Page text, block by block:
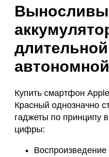
длительной
Купить смартфон
Красный однозначно
гаджеты по принципу
цифры: